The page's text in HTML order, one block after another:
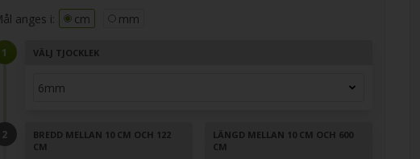
anges i: cm mm
VÄLJ TJOCKLEK
BREDD MELLAN 10 CM OCH 122
CM
LÄNGD MELLAN 10 CM OCH 600
CM